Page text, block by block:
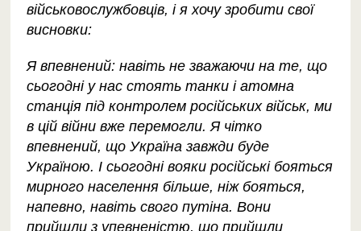
військовослужбовців, і я хочу зробити свої
висновки:
Я впевнений: навіть не зважаючи на те, що
сьогодні у нас стоять танки і атомна
станція під контролем російських військ, ми
в цій війни вже перемогли. Я чітко
впевнений, що Україна завжди буде
Україною. І сьогодні вояки російські бояться
мирного населення більше, ніж бояться,
напевно, навіть свого путіна. Вони
прийшли з упевненістю, що прийшли